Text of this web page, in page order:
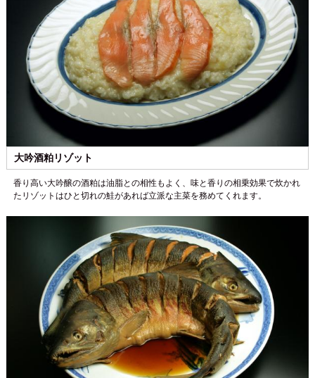
大吟酒粕リゾット
香り高い大吟醸の酒粕は油脂との相性もよく、味と香りの相乗効果で炊かれ
たリゾットはひと切れの鮭があれば立派な主菜を務めてくれます。